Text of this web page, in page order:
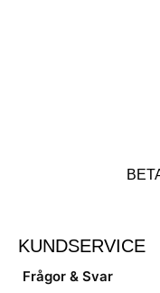
KUNDSERVICE
Frågor & Svar